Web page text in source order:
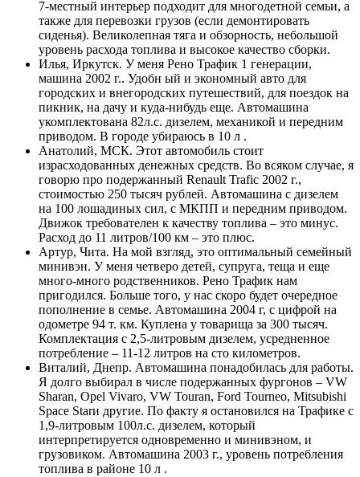
7-местный интерьер подходит для многодетной семьи, а
также для перевозки грузов (если демонтировать
сиденья). Великолепная тяга и обзорность, небольшой
уровень расхода топлива и высокое качество сборки.
Илья, Иркутск. У меня Рено Трафик 1 генерации,
машина 2002 г.. Удобн ый и экономный авто для
городских и внегородских путешествий, для поездок на
пикник, на дачу и куда-нибудь еще. Автомашина
укомплектована 82л.с. дизелем, механикой и передним
приводом. В городе убираюсь в 10 л .
Анатолий, МСК. Этот автомобиль стоит
израсходованных денежных средств. Во всяком случае, я
говорю про подержанный Renault Trafic 2002 г.,
стоимостью 250 тысяч рублей. Автомашина с дизелем
на 100 лошадиных сил, с МКПП и передним приводом.
Движок требователен к качеству топлива – это минус.
Расход до 11 литров/100 км – это плюс.
Артур, Чита. На мой взгляд, это оптимальный семейный
минивэн. У меня четверо детей, супруга, теща и еще
много-много родственников. Рено Трафик нам
пригодился. Больше того, у нас скоро будет очередное
пополнение в семье. Автомашина 2004 г, с цифрой на
одометре 94 т. км. Куплена у товарища за 300 тысяч.
Комплектация с 2,5-литровым дизелем, усредненное
потребление – 11-12 литров на сто километров.
Виталий, Днепр. Автомашина понадобилась для работы.
Я долго выбирал в числе подержанных фургонов – VW
Sharan, Opel Vivaro, VW Touran, Ford Tourneo, Mitsubishi
Space Starи другие. По факту я остановился на Трафике с
1,9-литровым 100л.с. дизелем, который
интерпретируется одновременно и минивэном, и
грузовиком. Автомашина 2003 г., уровень потребления
топлива в районе 10 л .